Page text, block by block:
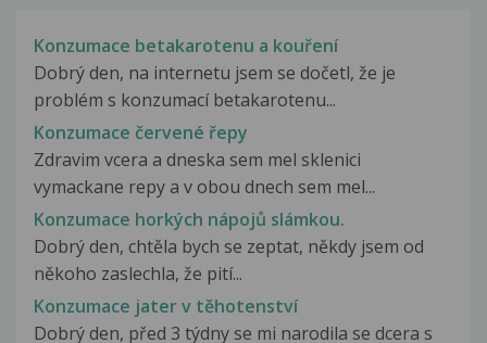
Konzumace betakarotenu a kouření
Dobrý den, na internetu jsem se dočetl, že je
problém s konzumací betakarotenu...
Konzumace červené řepy
Zdravim vcera a dneska sem mel sklenici
vymackane repy a v obou dnech sem mel...
Konzumace horkých nápojů slámkou.
Dobrý den, chtěla bych se zeptat, někdy jsem od
někoho zaslechla, že pití...
Konzumace jater v těhotenství
Dobrý den, před 3 týdny se mi narodila se dcera s